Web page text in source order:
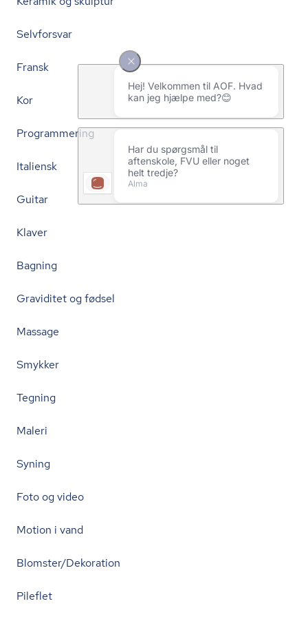
Selvforsvar
Fransk
Kor
Programmering
Italiensk
Guitar
Klaver
Bagning
Graviditet og fødsel
Massage
Smykker
Tegning
Maleri
Syning
Foto og video
Motion i vand
Blomster/Dekoration
Pileflet